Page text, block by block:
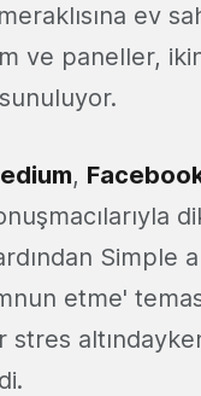
ev
ve paneller,
sunuluyor.
,
ardından
etme'
stres